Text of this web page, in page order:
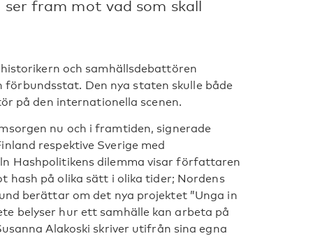
fram mot vad som skall
och samhällsdebattören
Den nya staten skulle både
på den internationella scenen.
nu och i framtiden, signerade
respektive Sverige med
Hashpolitikens dilemma visar författaren
på olika sätt i olika tider; Nordens
berättar om det nya projektet ”Unga in
belyser hur ett samhälle kan arbeta på
Alakoski skriver utifrån sina egna